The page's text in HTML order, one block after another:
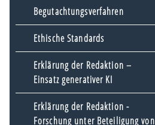
Begutachtungsverfahren
Ethische Standards
Erklärung der Redaktion –
Einsatz generativer KI
Erklärung der Redaktion -
Forschung unter Beteiligung von